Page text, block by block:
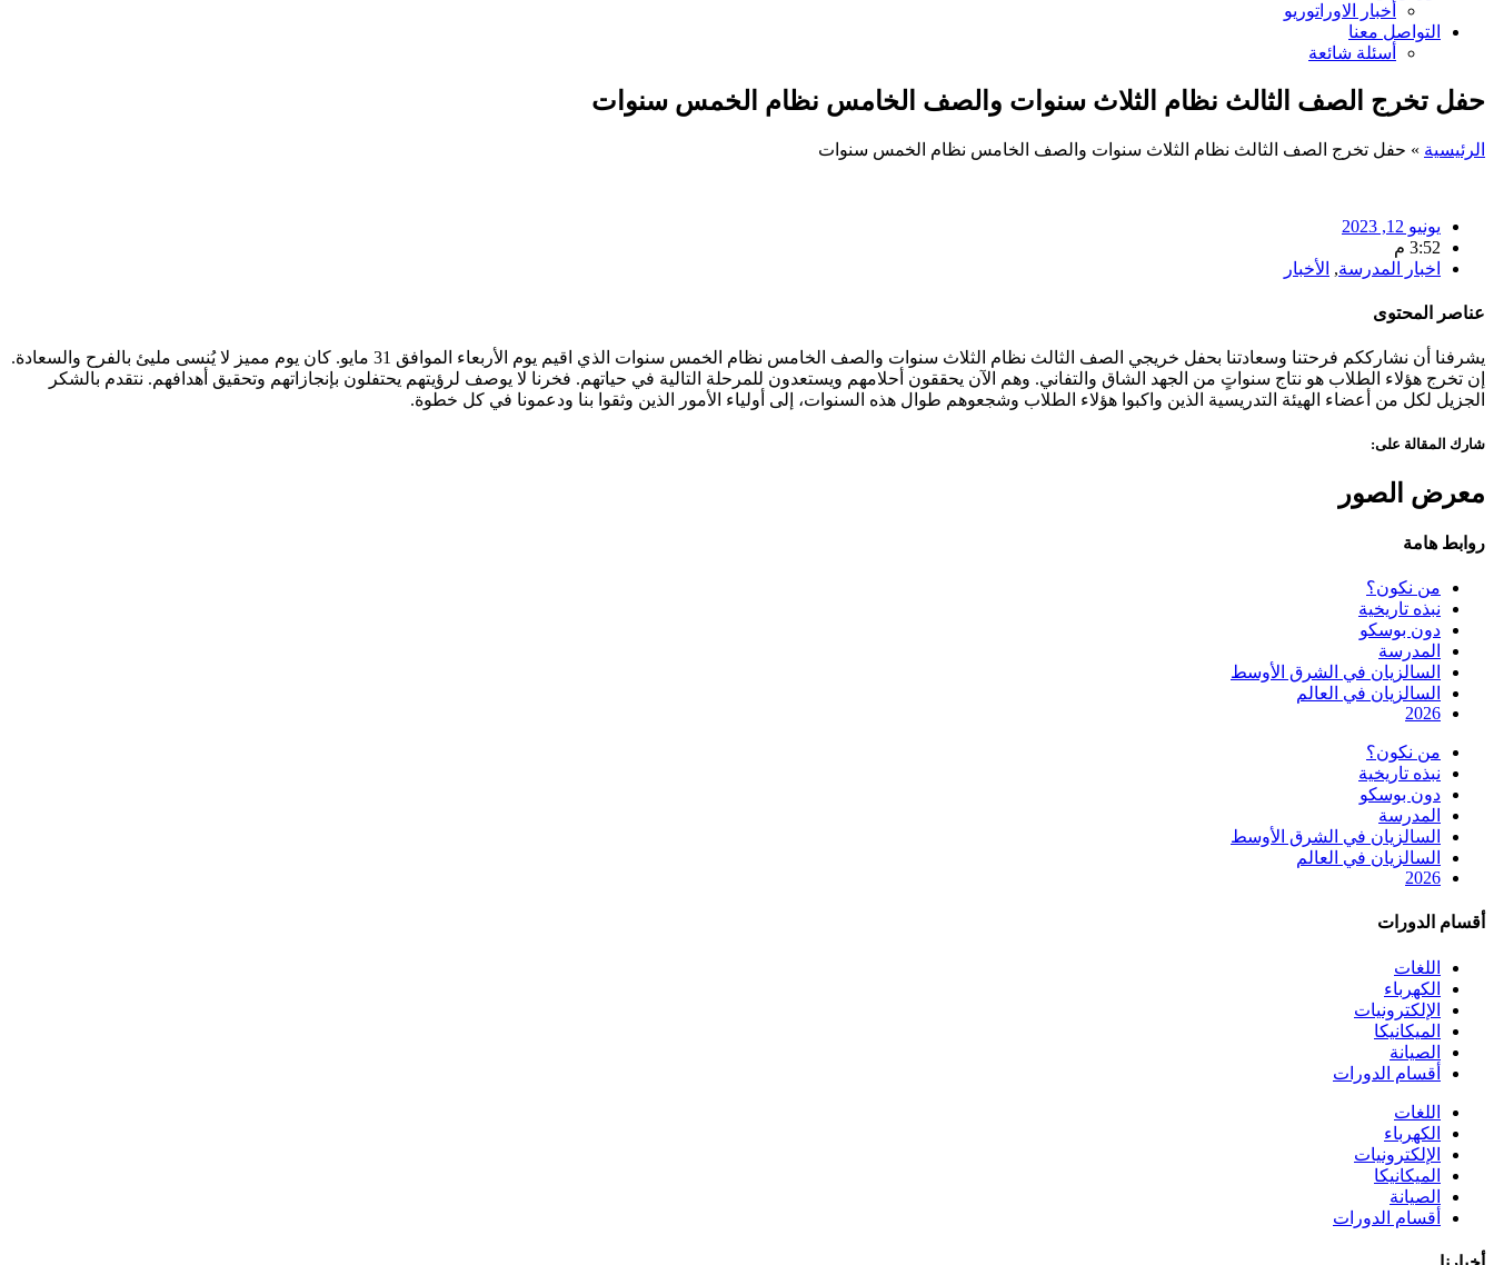
أخبار الاوراتوريو
التواصل معنا
أسئلة شائعة
حفل تخرج الصف الثالث نظام الثلاث سنوات والصف الخامس نظام الخمس سنوات
الرئيسية » حفل تخرج الصف الثالث نظام الثلاث سنوات والصف الخامس نظام الخمس سنوات
يونيو 12, 2023
3:52 م
اخبار المدرسة, الأخبار
عناصر المحتوى
يشرفنا أن نشارككم فرحتنا وسعادتنا بحفل خريجي الصف الثالث نظام الثلاث سنوات والصف الخامس نظام الخمس سنوات الذي اقيم يوم الأربعاء الموافق 31 مايو. كان يوم مميز لا يُنسى مليئ بالفرح والسعادة.
إن تخرج هؤلاء الطلاب هو نتاج سنواتٍ من الجهد الشاق والتفاني. وهم الآن يحققون أحلامهم ويستعدون للمرحلة التالية في حياتهم. فخرنا لا يوصف لرؤيتهم يحتفلون بإنجازاتهم وتحقيق أهدافهم. نتقدم بالشكر
الجزيل لكل من أعضاء الهيئة التدريسية الذين واكبوا هؤلاء الطلاب وشجعوهم طوال هذه السنوات، إلى أولياء الأمور الذين وثقوا بنا ودعمونا في كل خطوة.
شارك المقالة على:
معرض الصور
روابط هامة
من نكون؟
نبذه تاريخية
دون بوسكو
المدرسة
السالزيان في الشرق الأوسط
السالزيان في العالم
2026
من نكون؟
نبذه تاريخية
دون بوسكو
المدرسة
السالزيان في الشرق الأوسط
السالزيان في العالم
2026
أقسام الدورات
اللغات
الكهرباء
الإلكترونيات
الميكانيكا
الصيانة
أقسام الدورات
اللغات
الكهرباء
الإلكترونيات
الميكانيكا
الصيانة
أقسام الدورات